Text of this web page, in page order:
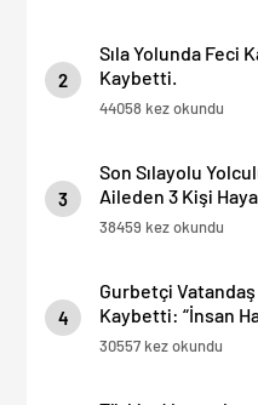
2
Sıla Yolunda Feci
Kaybetti.
44058 kez okundu
3
Son Sılayolu
Aileden 3 Kişi
38459 kez okundu
4
Gurbetçi Vatandaş
Kaybetti: “İnsan
30557 kez okundu